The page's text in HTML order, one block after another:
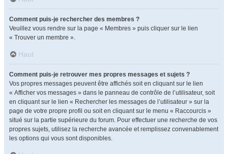
Comment puis-je rechercher des membres ?
Veuillez vous rendre sur la page « Membres » puis cliquer sur le lien
« Trouver un membre ».
Haut
Comment puis-je retrouver mes propres messages et sujets ?
Vos propres messages peuvent être affichés soit en cliquant sur le lien
« Afficher vos messages » dans le panneau de contrôle de l’utilisateur, soit
en cliquant sur le lien « Rechercher les messages de l’utilisateur » sur la
page de votre propre profil ou soit en cliquant sur le menu « Raccourcis »
situé sur la partie supérieure du forum. Pour effectuer une recherche de vos
propres sujets, utilisez la recherche avancée et remplissez convenablement
les options qui vous sont disponibles.